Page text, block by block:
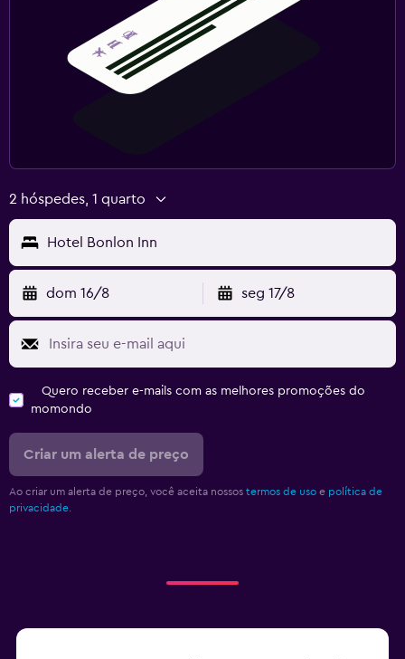
2 hóspedes, 1 quarto
Hotel Bonlon Inn
dom 16/8 seg 17/8
Quero receber e-mails com as melhores promoções do
momondo
Criar um alerta de preço
Ao criar um alerta de preço, você aceita nossos termos de uso e política de
privacidade.